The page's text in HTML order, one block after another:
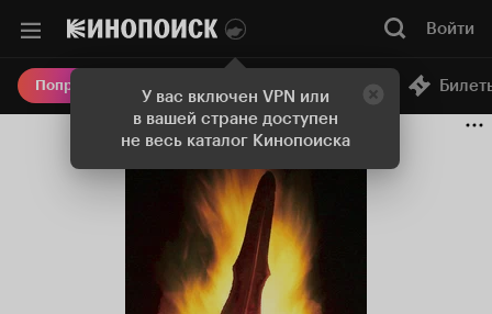
У вас включен VPN или
в вашей стране доступен
не весь каталог Кинопоиска
Войти
Попробовать Плюс Онлайн-кинотеатр